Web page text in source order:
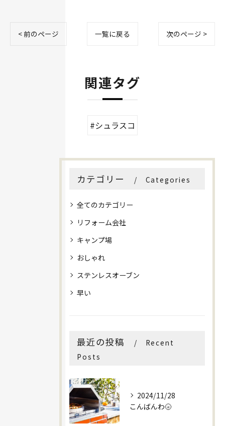
< 前のページ 一覧に戻る 次のページ >
関連タグ
#シュラスコ
カテゴリー Categories
全てのカテゴリー
リフォーム会社
キャンプ場
おしゃれ
ステンレスオーブン
早い
最近の投稿
Recent
Posts
2024/11/28
こんばんわ🌝